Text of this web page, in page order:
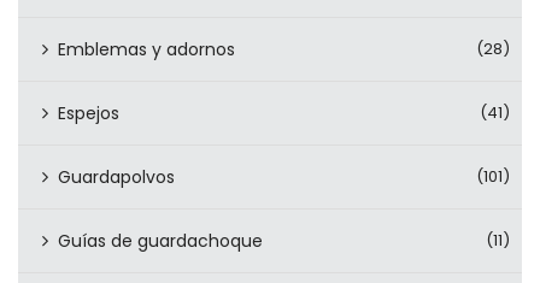
Emblemas y adornos (28)
Espejos (41)
Guardapolvos (101)
Guías de guardachoque (11)